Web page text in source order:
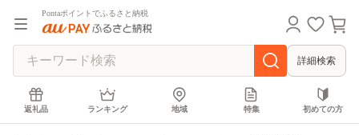
Pontaポイントでふるさと納税
詳細検索
返礼品 ランキング 地域 特集 初めての方